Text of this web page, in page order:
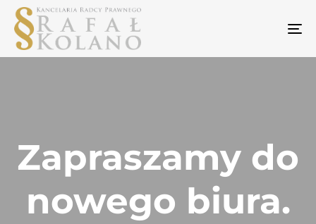
Zapraszamy do
nowego biura.